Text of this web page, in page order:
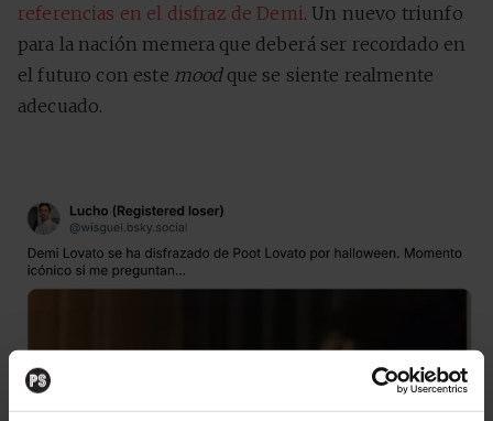
referencias en el disfraz de Demi. Un nuevo triunfo
para la nación memera que deberá ser recordado en
el futuro con este moodque se siente realmente
adecuado.